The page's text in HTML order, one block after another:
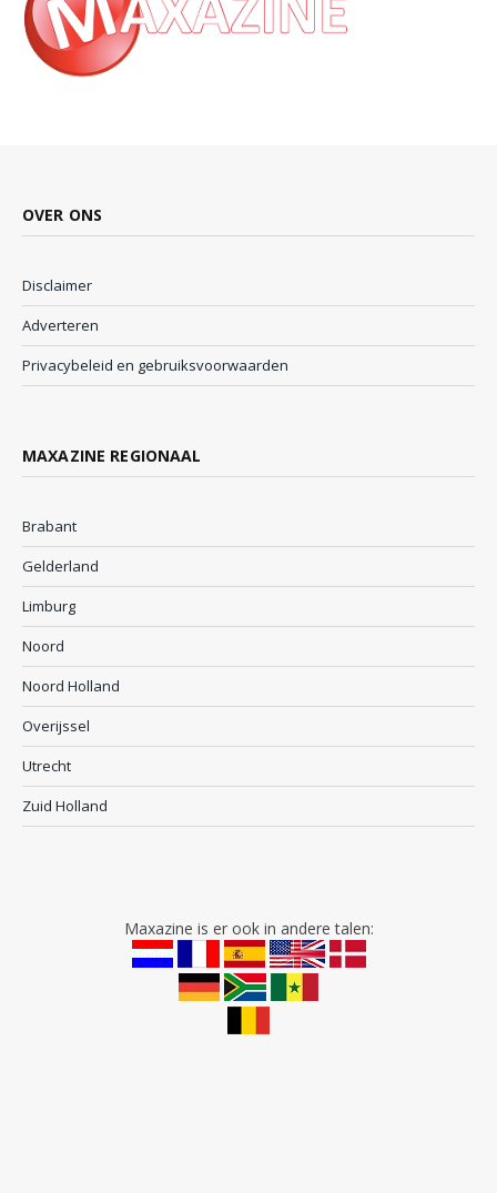
OVER ONS
Disclaimer
Adverteren
Privacybeleid en gebruiksvoorwaarden
MAXAZINE REGIONAAL
Brabant
Gelderland
Limburg
Noord
Noord Holland
Overijssel
Utrecht
Zuid Holland
Maxazine is er ook in andere talen: